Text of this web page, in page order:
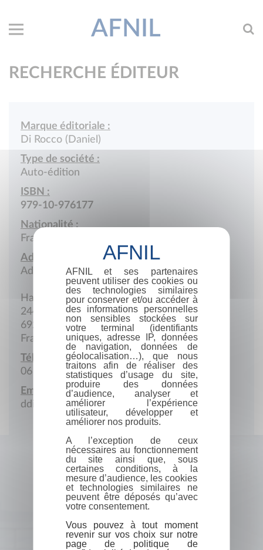
AFNIL
RECHERCHE ÉDITEUR
Marque éditoriale :
Di Rocco (Daniel)
Type de société :
Auto-édition
ISBN :
979-10-976177
Nationalité :
France
Adresse :
Adresse postale
Hameau de la Charrière
244 Promenade des Lavandières
69210 Saint-Germain-Nuelles
France
Téléphone portable :
06 86 88 43 35
Email :
ddirocco@noos.fr
AFNIL et ses partenaires
peuvent utiliser des cookies ou
des technologies similaires
pour conserver et/ou accéder à
des informations personnelles
non sensibles stockées sur
votre terminal (identifiants
uniques, adresse IP, données
de navigation, données de
géolocalisation…), que nous
traitons afin de réaliser des
statistiques d’usage du site,
produire des données
d’audience, analyser et
améliorer l’expérience
utilisateur, développer et
améliorer nos produits.
A l’exception de ceux
nécessaires au fonctionnement
du site ainsi que, sous
certaines conditions, à la
mesure d’audience, les cookies
et technologies similaires ne
peuvent être déposés qu’avec
votre consentement.
Vous pouvez à tout moment
revenir sur vos choix sur notre
page de politique de